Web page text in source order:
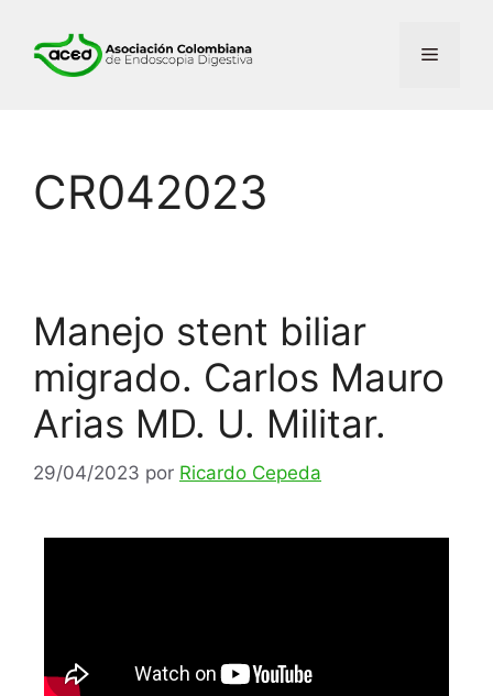
CR042023
Manejo stent biliar
migrado. Carlos Mauro
Arias MD. U. Militar.
29/04/2023 por Ricardo Cepeda